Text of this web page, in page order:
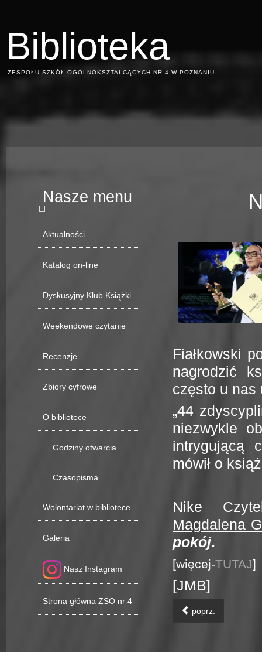
Biblioteka
ZESPOŁU SZKÓŁ OGÓLNOKSZTAŁCĄCYCH NR 4 W POZNANIU
Nasze menu
Aktualności
Katalog on-line
Dyskusyjny Klub Książki
Weekendowe czytanie
Recenzje
Zbiory cyfrowe
O bibliotece
Godziny otwarcia
Czasopisma
Wolontariat w bibliotece
Galeria
Nasz Instagram
Strona główna ZSO nr 4
Fiałkowski
nagrodzić
często u nas
„44
niezwykle
intrygującą
mówił o
Nike
Magdalena
pokój.
[więcej-TUTAJ]
[JMB]
poprz.